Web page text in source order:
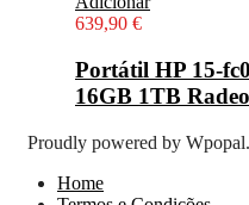
639,90 €
Portátil HP 15-
16GB 1TB
Proudly powered by
Home